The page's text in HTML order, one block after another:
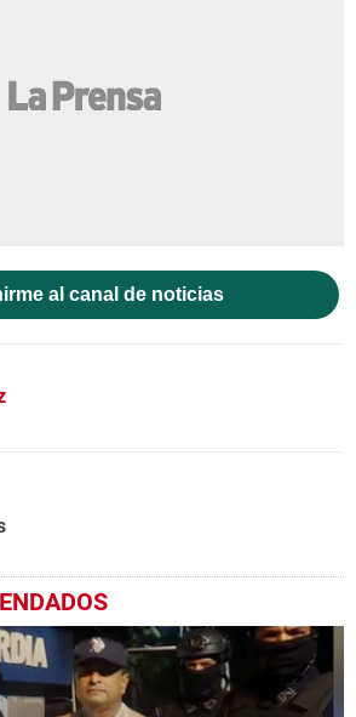
al canal de noticias